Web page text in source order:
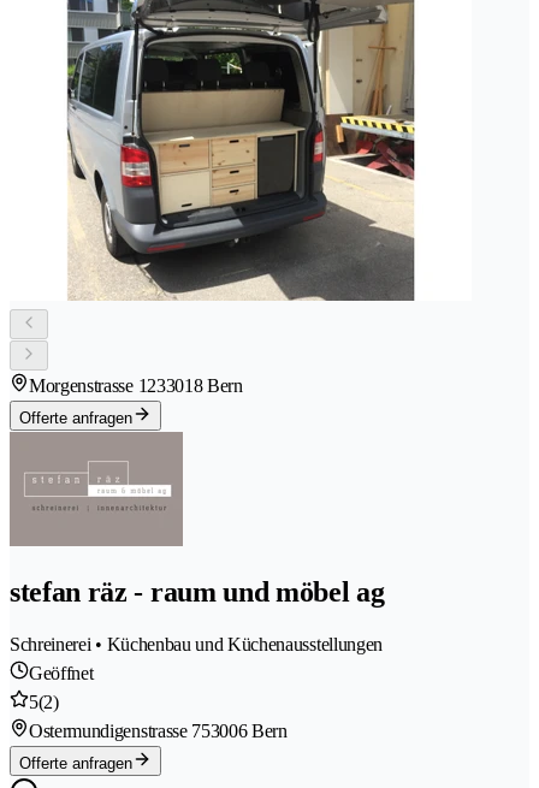
Morgenstrasse 1233018 Bern
Offerte anfragen
stefan räz - raum und möbel ag
Schreinerei • Küchenbau und Küchenausstellungen
Geöffnet
5(2)
Ostermundigenstrasse 753006 Bern
Offerte anfragen